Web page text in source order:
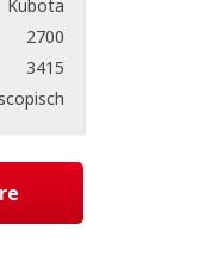
Kubota
2700
3415